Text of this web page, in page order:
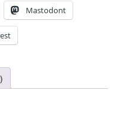
Mastodont